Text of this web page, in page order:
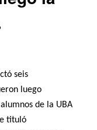
seis
luego
de la UBA
tituló